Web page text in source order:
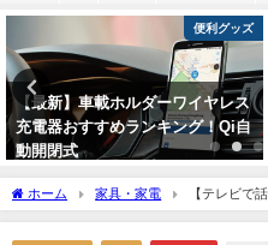
ビジネスアイテム
【2023年夏】最強のコスパ時計チ
ープカシオ！チープカシオとは。
おすすめランキング
ホーム 家具・家電
【テレビで
「HV-L75」の魅力